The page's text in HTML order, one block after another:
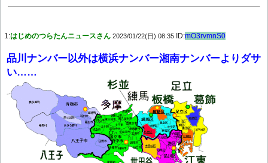
1:はじめのつらたんニュースさん 2023/01/22(日) 08:35 ID:mO3rvmnS0
品川ナンバー以外は横浜ナンバー湘南ナンバーよりダサ
い……